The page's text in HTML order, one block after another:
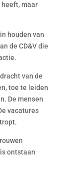
maar
houden van
de CD&V die
van de
toe te leiden
De mensen
vacatures
ontstaan